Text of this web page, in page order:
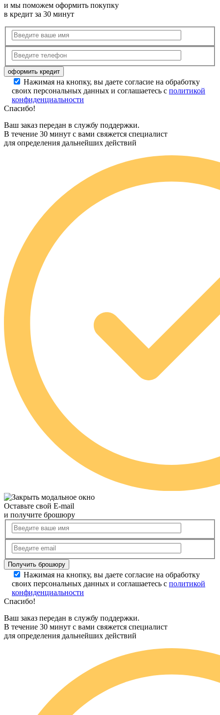
и мы поможем оформить покупку
в кредит за 30 минут
Нажимая на кнопку, вы даете согласие на обработку
своих персональных данных и соглашаетесь с политикой
конфиденциальности
Спасибо!
Ваш заказ передан в службу поддержки.
В течение 30 минут с вами свяжется специалист
для определения дальнейших действий
Оставьте свой E-mail
и получите брошюру
Нажимая на кнопку, вы даете согласие на обработку
своих персональных данных и соглашаетесь с политикой
конфиденциальности
Спасибо!
Ваш заказ передан в службу поддержки.
В течение 30 минут с вами свяжется специалист
для определения дальнейших действий